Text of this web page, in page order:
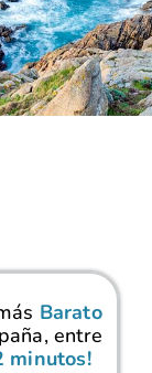
Barato
entre
minutos!